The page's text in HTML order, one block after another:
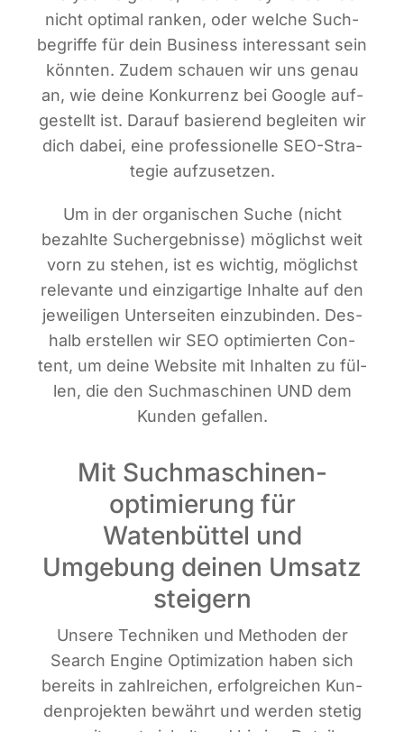
nicht opti­mal ran­ken, oder wel­che Such­
be­grif­fe für dein Busi­ness inter­es­sant sein
könn­ten. Zudem schau­en wir uns genau
an, wie dei­ne Kon­kur­renz bei Goog­le auf­
ge­stellt ist. Dar­auf basie­rend beglei­ten wir
dich dabei, eine pro­fes­sio­nel­le SEO-Stra­
te­gie aufzusetzen.
Um in der orga­ni­schen Suche (nicht
bezahl­te Such­ergeb­nis­se) mög­lichst weit
vorn zu ste­hen, ist es wich­tig, mög­lichst
rele­van­te und ein­zig­ar­ti­ge Inhal­te auf den
jewei­li­gen Unter­sei­ten ein­zu­bin­den. Des­
halb erstel­len wir SEO opti­mier­ten Con­
tent, um dei­ne Web­site mit Inhal­ten zu fül­
len, die den Such­ma­schi­nen UND dem
Kun­den gefallen.
Mit Suchmaschinen­
optimierung für
Watenbüttel und
Umgebung deinen Umsatz
steigern
Unse­re Tech­ni­ken und Metho­den der
Search Engi­ne Opti­miza­ti­on haben sich
bereits in zahl­rei­chen, erfolg­rei­chen Kun­
den­pro­jek­ten bewährt und wer­den ste­tig